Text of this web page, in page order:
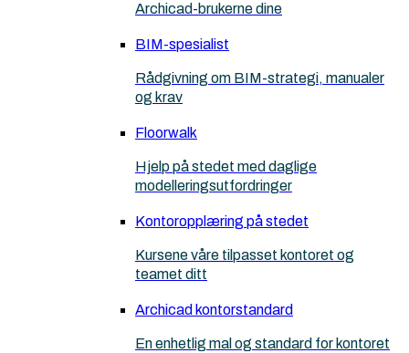
Archicad-brukerne dine
BIM-spesialist
Rådgivning om BIM-strategi, manualer
og krav
Floorwalk
Hjelp på stedet med daglige
modelleringsutfordringer
Kontoropplæring på stedet
Kursene våre tilpasset kontoret og
teamet ditt
Archicad kontorstandard
En enhetlig mal og standard for kontoret